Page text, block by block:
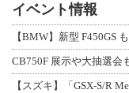
イベント情報
【BMW】新型 F450GS
CB750F 展示や大抽選会
【スズキ】「GSX-S/R